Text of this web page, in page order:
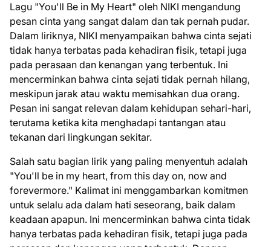
Lagu "You'll Be in My Heart" oleh NIKI mengandung
pesan cinta yang sangat dalam dan tak pernah pudar.
Dalam liriknya, NIKI menyampaikan bahwa cinta sejati
tidak hanya terbatas pada kehadiran fisik, tetapi juga
pada perasaan dan kenangan yang terbentuk. Ini
mencerminkan bahwa cinta sejati tidak pernah hilang,
meskipun jarak atau waktu memisahkan dua orang.
Pesan ini sangat relevan dalam kehidupan sehari-hari,
terutama ketika kita menghadapi tantangan atau
tekanan dari lingkungan sekitar.
Salah satu bagian lirik yang paling menyentuh adalah
"You'll be in my heart, from this day on, now and
forevermore." Kalimat ini menggambarkan komitmen
untuk selalu ada dalam hati seseorang, baik dalam
keadaan apapun. Ini mencerminkan bahwa cinta tidak
hanya terbatas pada kehadiran fisik, tetapi juga pada